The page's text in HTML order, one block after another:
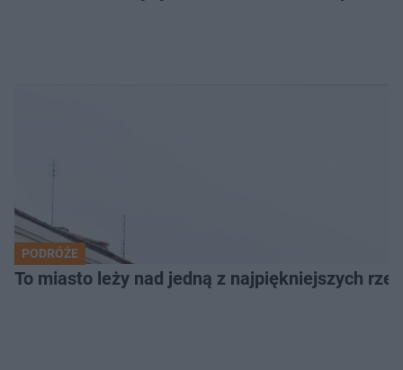
PODRÓŻE
To miasto leży nad jedną z najpiękniejszych